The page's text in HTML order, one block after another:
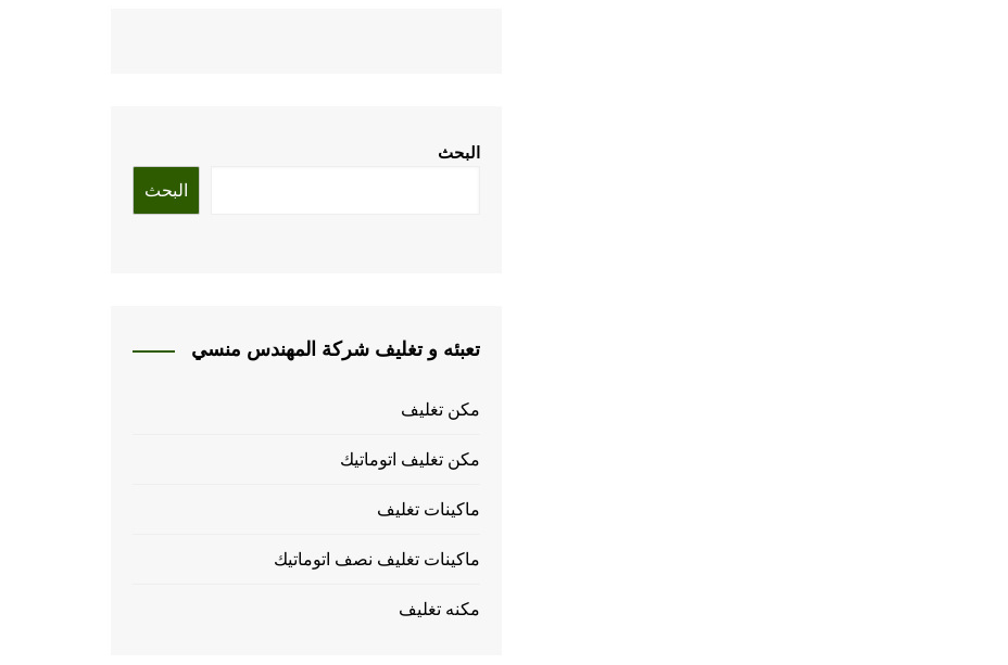
البحث
البحث
تعبئه و تغليف شركة المهندس منسي
مكن تغليف
مكن تغليف اتوماتيك
ماكينات تغليف
ماكينات تغليف نصف اتوماتيك
مكنه تغليف